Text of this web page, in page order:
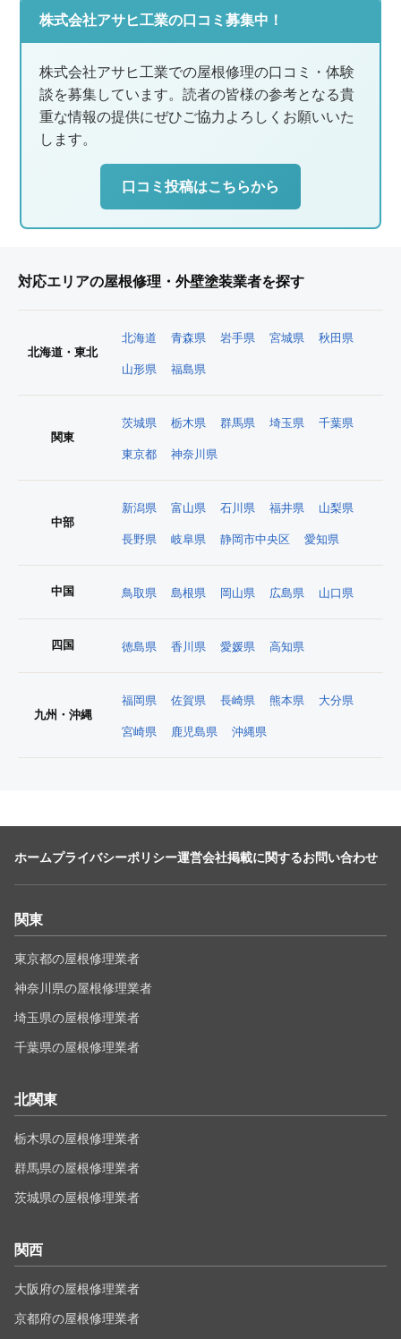
株式会社アサヒ工業の口コミ募集中！
株式会社アサヒ工業での屋根修理の口コミ・体験
談を募集しています。読者の皆様の参考となる貴
重な情報の提供にぜひご協力よろしくお願いいた
します。
口コミ投稿はこちらから
対応エリアの屋根修理・外壁塗装業者を探す
北海道・東北
北海道 青森県 岩手県 宮城県 秋田県
山形県 福島県
関東
茨城県 栃木県 群馬県 埼玉県 千葉県
東京都 神奈川県
中部
新潟県 富山県 石川県 福井県 山梨県
長野県 岐阜県 静岡市中央区 愛知県
中国 鳥取県 島根県 岡山県 広島県 山口県
四国 徳島県 香川県 愛媛県 高知県
九州・沖縄
福岡県 佐賀県 長崎県 熊本県 大分県
宮崎県 鹿児島県 沖縄県
ホームプライバシーポリシー運営会社掲載に関するお問い合わせ
関東
東京都の屋根修理業者
神奈川県の屋根修理業者
埼玉県の屋根修理業者
千葉県の屋根修理業者
北関東
栃木県の屋根修理業者
群馬県の屋根修理業者
茨城県の屋根修理業者
関西
大阪府の屋根修理業者
京都府の屋根修理業者